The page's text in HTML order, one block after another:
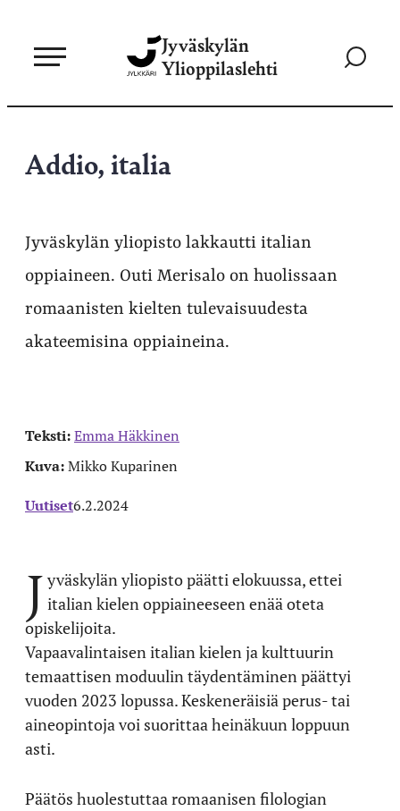
sisältöön
Jyväskylän
Ylioppilaslehti
Siirry
Addio, italia
Jyväskylän yliopisto lakkautti italian
oppiaineen. Outi Merisalo on huolissaan
romaanisten kielten tulevaisuudesta
akateemisina oppiaineina.
Teksti:Emma Häkkinen
Kuva:Mikko Kuparinen
Uutiset6.2.2024
J yväskylän yliopisto päätti elokuussa, ettei
italian kielen oppiaineeseen enää oteta
opiskelijoita.
Vapaavalintaisen italian kielen ja kulttuurin
temaattisen moduulin täydentäminen päättyi
vuoden 2023 lopussa. Keskeneräisiä perus- tai
aineopintoja voi suorittaa heinäkuun loppuun
asti.
Päätös huolestuttaa romaanisen filologian